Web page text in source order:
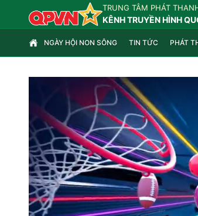
TRUNG TÂM PHÁT
KÊNH TRUYỀN HÌNH
NGÀY HỘI NON SÔNG TIN TỨC PHÁT